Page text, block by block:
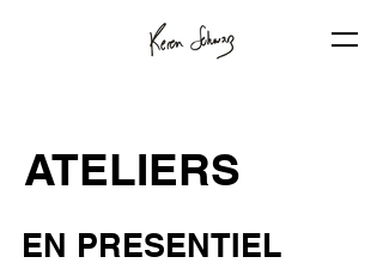
ATELIERS
EN PRESENTIEL